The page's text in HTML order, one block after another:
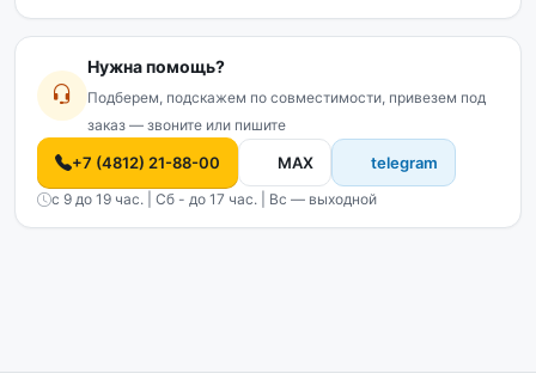
Нужна помощь?
Подберем, подскажем по совместимости, привезем под
заказ — звоните или пишите
+7 (4812) 21-88-00 MAX telegram
с 9 до 19 час. | Сб - до 17 час. | Вс — выходной